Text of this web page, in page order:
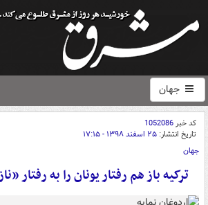
جهان
کد خبر1052086
تاریخ انتشار: ۲۵ اسفند ۱۳۹۸ - ۱۷:۱۵
جهان
ترکیه باز هم رفتار یونان را به رفتار